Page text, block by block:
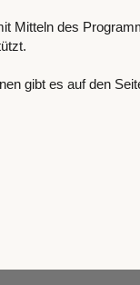
Mitteln des
gibt es auf den